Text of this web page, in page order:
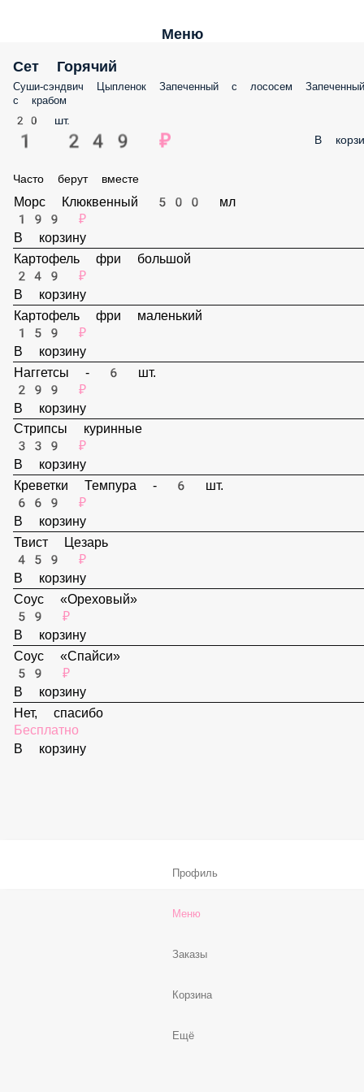
Меню
Сет Горячий
Суши-сэндвич Цыпленок Запеченный с лососем Запеченный с
20 шт.
1 249 ₽
Морс Клюквенный 500 мл
199 ₽
Картофель фри большой
249 ₽
В корзину
Картофель фри маленький
159 ₽
В корзину
Наггетсы - 6 шт.
299 ₽
В корзину
Стрипсы куринные
339 ₽
В корзину
Креветки Темпура - 6 шт.
669 ₽
В корзину
Твист Цезарь
459 ₽
В корзину
Соус «Ореховый»
59 ₽
В корзину